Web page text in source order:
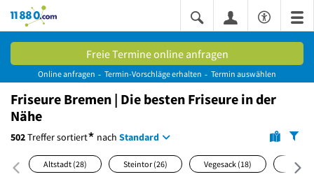
11880.com
Freie Termine online anfragen
Online anfragen Termin-Vorschläge erhalten Termin auswählen
Friseure Bremen | Die besten Friseure in der
Nähe
502Treffersortiert* nach Standard
Altstadt (28) Steintor(26) Vegesack (18)